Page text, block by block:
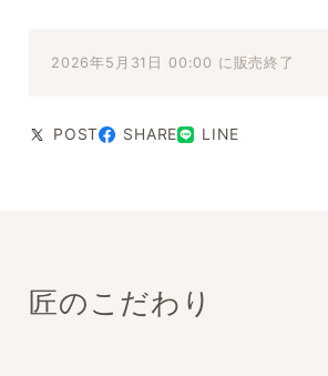
2026年5月31日 00:00 に販売終了
POST SHARE LINE
匠のこだわり